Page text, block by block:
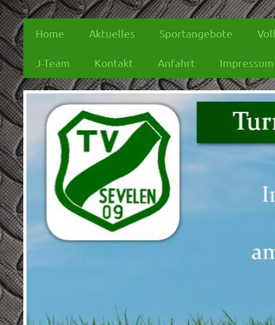
Home Aktuelles Sportangebote
J-Team Kontakt Anfahrt Impressum